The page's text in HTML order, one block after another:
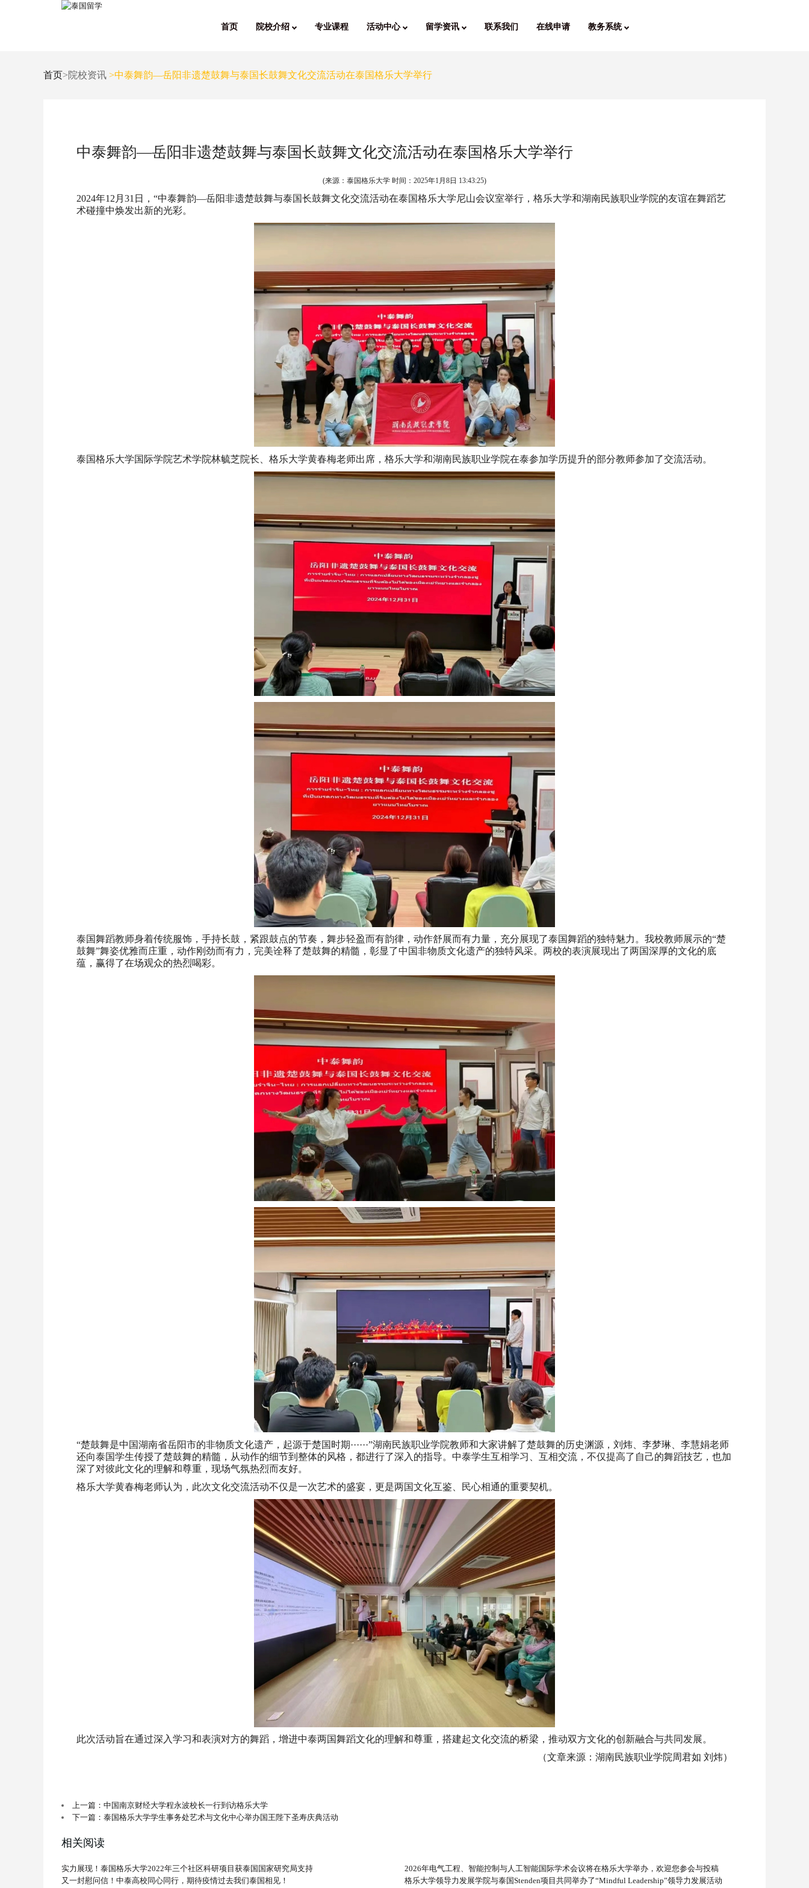
首页 院校介绍 专业课程 活动中心 留学资讯 联系我们 在线申请 教务系统
首页>院校资讯 >中泰舞韵—岳阳非遗楚鼓舞与泰国长鼓舞文化交流活动在泰国格乐大学举行
中泰舞韵—岳阳非遗楚鼓舞与泰国长鼓舞文化交流活动在泰国格乐大学举行
(来源：泰国格乐大学 时间： 2025年1月8日 13:43:25)
2024年12月31日，“中泰舞韵—岳阳非遗楚鼓舞与泰国长鼓舞文化交流活动在泰国格乐大学尼山会议室举行，格乐大学和湖南民族职业学院的友谊在舞蹈艺
术碰撞中焕发出新的光彩。
泰国格乐大学国际学院艺术学院林毓芝院长、格乐大学黄春梅老师出席，格乐大学和湖南民族职业学院在泰参加学历提升的部分教师参加了交流活动。
泰国舞蹈教师身着传统服饰，手持长鼓，紧跟鼓点的节奏，舞步轻盈而有韵律，动作舒展而有力量，充分展现了泰国舞蹈的独特魅力。我校教师展示的“楚
鼓舞”舞姿优雅而庄重，动作刚劲而有力，完美诠释了楚鼓舞的精髓，彰显了中国非物质文化遗产的独特风采。两校的表演展现出了两国深厚的文化的底
蕴，赢得了在场观众的热烈喝彩。
“楚鼓舞是中国湖南省岳阳市的非物质文化遗产，起源于楚国时期······”湖南民族职业学院教师和大家讲解了楚鼓舞的历史渊源，刘炜、李梦琳、李慧娟老师
还向泰国学生传授了楚鼓舞的精髓，从动作的细节到整体的风格，都进行了深入的指导。中泰学生互相学习、互相交流，不仅提高了自己的舞蹈技艺，也加
深了对彼此文化的理解和尊重，现场气氛热烈而友好。
格乐大学黄春梅老师认为，此次文化交流活动不仅是一次艺术的盛宴，更是两国文化互鉴、民心相通的重要契机。
此次活动旨在通过深入学习和表演对方的舞蹈，增进中泰两国舞蹈文化的理解和尊重，搭建起文化交流的桥梁，推动双方文化的创新融合与共同发展。
（文章来源：湖南民族职业学院周君如 刘炜）
上一篇：中国南京财经大学程永波校长一行到访格乐大学
下一篇：泰国格乐大学学生事务处艺术与文化中心举办国王陛下圣寿庆典活动
相关阅读
实力展现！泰国格乐大学2022年三个社区科研项目获泰国国家研究局支持
2026年电气工程、智能控制与人工智能国际学术会议将在格乐大学举办，欢迎您参会与投稿
又一封慰问信！中泰高校同心同行，期待疫情过去我们泰国相见！
格乐大学领导力发展学院与泰国Stenden项目共同举办了“Mindful Leadership”领导力发展活动